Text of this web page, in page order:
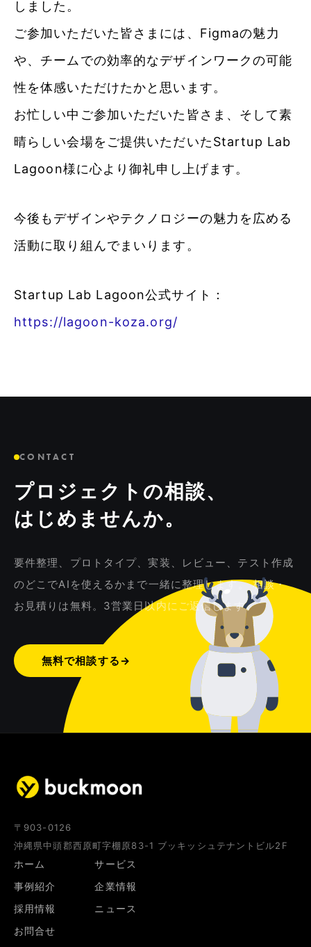
しました。
ご参加いただいた皆さまには、Figmaの魅力
や、チームでの効率的なデザインワークの可能
性を体感いただけたかと思います。
お忙しい中ご参加いただいた皆さま、そして素
晴らしい会場をご提供いただいたStartup Lab
Lagoon様に心より御礼申し上げます。
今後もデザインやテクノロジーの魅力を広める
活動に取り組んでまいります。
Startup Lab Lagoon公式サイト：
https://lagoon-koza.org/
CONTACT
プロジェクトの相談、
はじめませんか。
要件整理、プロトタイプ、実装、レビュー、テスト作成
のどこでAIを使えるかまで一緒に整理します。 相談・
お見積りは無料。3営業日以内にご返信します。
無料で相談する→
〒903-0126
沖縄県中頭郡西原町字棚原83-1 ブッキッシュテナントビル2F
ホーム
サービス
事例紹介
企業情報
採用情報
ニュース
お問合せ